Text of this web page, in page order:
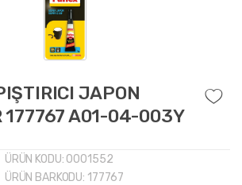
JAPON
177767 A01-04-003Y
ÜRÜN KODU: 0001552
ÜRÜN BARKODU: 177767